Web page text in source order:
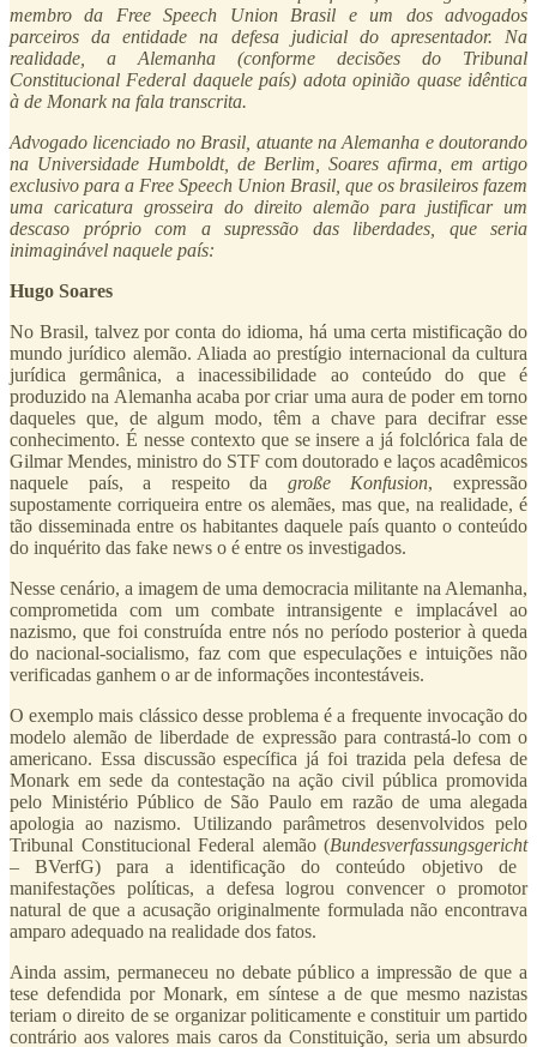
membro da Free Speech Union Brasil e um dos advogados
parceiros da entidade na defesa judicial do apresentador. Na
realidade, a Alemanha (conforme decisões do Tribunal
Constitucional Federal daquele país) adota opinião quase idêntica
à de Monark na fala transcrita.
Advogado licenciado no Brasil, atuante na Alemanha e doutorando
na Universidade Humboldt, de Berlim, Soares afirma, em artigo
exclusivo para a Free Speech Union Brasil, que os brasileiros fazem
uma caricatura grosseira do direito alemão para justificar um
descaso próprio com a supressão das liberdades, que seria
inimaginável naquele país:
Hugo Soares
No Brasil, talvez por conta do idioma, há uma certa mistificação do
mundo jurídico alemão. Aliada ao prestígio internacional da cultura
jurídica germânica, a inacessibilidade ao conteúdo do que é
produzido na Alemanha acaba por criar uma aura de poder em torno
daqueles que, de algum modo, têm a chave para decifrar esse
conhecimento. É nesse contexto que se insere a já folclórica fala de
Gilmar Mendes, ministro do STF com doutorado e laços acadêmicos
naquele país, a respeito da große Konfusion, expressão
supostamente corriqueira entre os alemães, mas que, na realidade, é
tão disseminada entre os habitantes daquele país quanto o conteúdo
do inquérito das fake news o é entre os investigados.
Nesse cenário, a imagem de uma democracia militante na Alemanha,
comprometida com um combate intransigente e implacável ao
nazismo, que foi construída entre nós no período posterior à queda
do nacional-socialismo, faz com que especulações e intuições não
verificadas ganhem o ar de informações incontestáveis.
O exemplo mais clássico desse problema é a frequente invocação do
modelo alemão de liberdade de expressão para contrastá-lo com o
americano. Essa discussão específica já foi trazida pela defesa de
Monark em sede da contestação na ação civil pública promovida
pelo Ministério Público de São Paulo em razão de uma alegada
apologia ao nazismo. Utilizando parâmetros desenvolvidos pelo
Tribunal Constitucional Federal alemão (Bundesverfassungsgericht
– BVerfG) para a identificação do conteúdo objetivo de
manifestações políticas, a defesa logrou convencer o promotor
natural de que a acusação originalmente formulada não encontrava
amparo adequado na realidade dos fatos.
Ainda assim, permaneceu no debate público a impressão de que a
tese defendida por Monark, em síntese a de que mesmo nazistas
teriam o direito de se organizar politicamente e constituir um partido
contrário aos valores mais caros da Constituição, seria um absurdo